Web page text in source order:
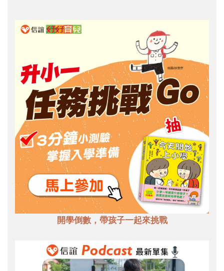
開學倒數，帶孩子一起來挑戰